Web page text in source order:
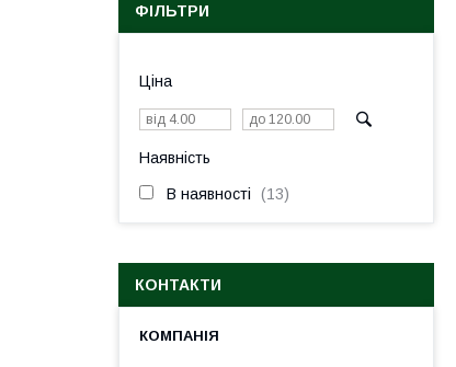
ФІЛЬТРИ
Ціна
Наявність
В наявності 13
КОНТАКТИ